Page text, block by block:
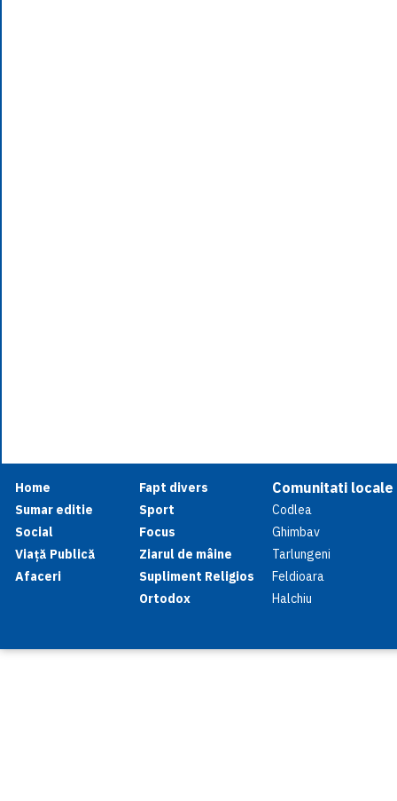
Home
Sumar editie
Social
Viață Publică
Afaceri
Fapt divers
Sport
Focus
Ziarul de mâine
Supliment Religios
Ortodox
Comunitati locale
Codlea
Ghimbav
Tarlungeni
Feldioara
Halchiu